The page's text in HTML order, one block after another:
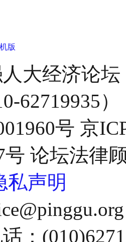
版
大经济论
62719935）
号 京
号 论坛法律
私声明
：